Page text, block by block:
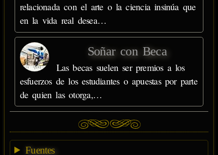
relacionada con el arte o la ciencia insinúa que
en la vida real desea…
Soñar con Beca
Las becas suelen ser premios a los
esfuerzos de los estudiantes o apuestas por parte
de quien las otorga,…
Fuentes